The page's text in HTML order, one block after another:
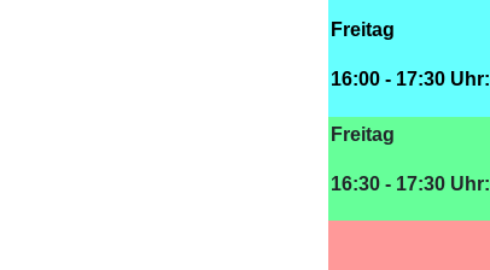
Freitag
16:00 - 17:30 Uhr:
Freitag
16:30 - 17:30 Uhr: